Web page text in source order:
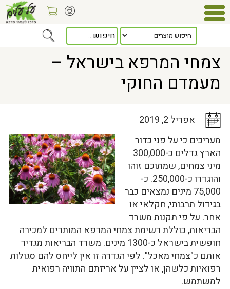
כלל המאמרים> צמחי המרפא בישראל – מעמדם החוקי
צמחי המרפא בישראל –
מעמדם החוקי
אפריל 2, 2019
מעריכים כי על פני כדור
הארץ גדלים כ-300,000
מיני צמחים, שמתוכם זוהו
והוגדרו כ-250,000. כ-
75,000 מינים נמצאים כבר
בגידול תרבותי, חקלאי או
אחר. על פי תקנות משרד
הבריאות, כוללת רשימת צמחי המרפא המותרים למכירה
חופשית בישראל כ-1300 מינים. משרד הבריאות מגדיר
אותם כ"צמחי מאכל". לפי הגדרה זו אין לייחס להם סגולות
רפואיות כלשהן, או לציין על אריזתם התוויה רפואית
למשתמש.